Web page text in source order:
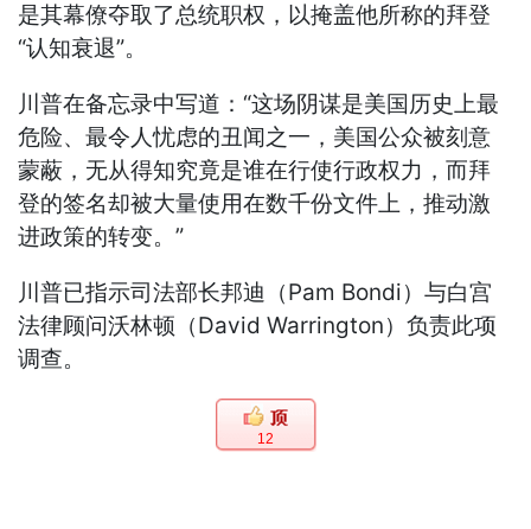
是其幕僚夺取了总统职权，以掩盖他所称的拜登
“认知衰退”。
川普在备忘录中写道：“这场阴谋是美国历史上最
危险、最令人忧虑的丑闻之一，美国公众被刻意
蒙蔽，无从得知究竟是谁在行使行政权力，而拜
登的签名却被大量使用在数千份文件上，推动激
进政策的转变。”
川普已指示司法部长邦迪（Pam Bondi）与白宫
法律顾问沃林顿（David Warrington）负责此项
调查。
12